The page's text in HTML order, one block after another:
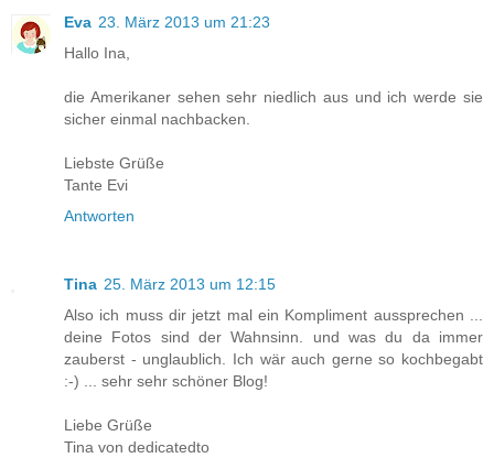
Eva 23. März 2013 um 21:23
Hallo Ina,
die Amerikaner sehen sehr niedlich aus und ich werde sie
sicher einmal nachbacken.
Liebste Grüße
Tante Evi
Antworten
Tina 25. März 2013 um 12:15
Also ich muss dir jetzt mal ein Kompliment aussprechen ...
deine Fotos sind der Wahnsinn. und was du da immer
zauberst - unglaublich. Ich wär auch gerne so kochbegabt
:-) ... sehr sehr schöner Blog!
Liebe Grüße
Tina von dedicatedto